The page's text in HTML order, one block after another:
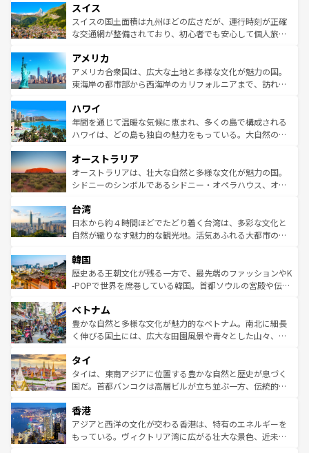
れる地方に足を運ぶとそれぞれで全く異なる文化を体験で
きるだろう。 なお、新着のフランス情報はコンテンツ一覧
を参照してほしい。
は、お酒好きな人にはぜひ体験してほしい。 なお、新着の
ドイツ情報はコンテンツ一覧を参照してほしい。
リアごとに異なる魅力がある。また、優雅なアフタヌーン
ティー、ビール好きにはたまらない英国パブ、サッカー観
戦など、本場だからこそできる体験も豊富。イギリスを旅
ンツ一覧を参照してほしい。
スイス
スイスの国土面積は九州ほどの広さだが、運行時刻が正確
な交通網が整備されており、初心者でも安心して個人旅行
の建物がそのまま残る町や、スイスならではのユニークな
博物館もあり、アルプス観光だけでなく町歩きも満喫する
ことができる。国民の所得が高いため物価も高いが、旅行
ば市内交通費無料で観光を楽しむこともできる。 なお、新
着のスイス情報はコンテンツ一覧 を参照してほしい。
アメリカ
アメリカ合衆国は、広大な土地と多様な文化が魅力の国。
東海岸の都市部から西海岸のカリフォルニアまで、訪れる
のような巨大都市は、観光、ショッピング、エンターテイ
ンメントが詰まった刺激的なスポットだ。一方、アメリカ
西部には大自然が広がり、グランドキャニオンやイエロー
部のニューオーリンズでは、音楽と美食が融合した独特の
文化が魅力。旅行者はアメリカの各地域で異なる魅力を楽
しみながら、その多様性と豊かな歴史を感じることができ
ならではの贅沢な旅のスタイルだ。 なお、新着のアメリカ
情報はコンテンツ一覧を参照してほしい。
ハワイ
年間を通じて温暖な気候に恵まれ、多くの島で構成される
ハワイは、どの島も独自の魅力をもっている。大自然の神
ワイ島は見逃せない。また、定番の観光地といえばオアフ
島だが、静かな自然を求めるならマウイ島やカウアイ島が
おすすめ。エメラルドグリーンに輝く海をはじめ、豊かな
れるおもてなしの心で訪れる人々を迎えてくれるハワイの
人々、おいしいローカルフードやハワイアンミュージッ
ク、伝統的なフラダンスなど、すべてがハワイの魅力を彩
ワイを、存分に味わってほしい。 なお、新着のハワイ情報
はコンテンツ一覧を参照してほしい。
オーストラリア
オーストラリアは、壮大な自然と多様な文化が魅力の国。
シドニーのシンボルであるシドニー・オペラハウス、オー
リアリーフや大陸中央部にそびえるウルル（エアーズロッ
ク）、タスマニアの美しい原生林やケアンズの熱帯雨林な
ど、見どころがたくさん。また、カフェやワイン、オージ
いる。アクティビティも充実しており、サーフィンやダイ
ビング、ハイキングなど、アウトドア好きにはたまらな
い。オーストラリアの多彩な魅力を存分に味わいつくそ
参照してほしい。
台湾
日本から約４時間ほどでたどり着く台湾は、多彩な文化と
自然が織りなす魅力的な観光地。活気あふれる大都市の台
ン）、静ひつな山岳地帯である台湾東部など、都市の喧騒
と山間の静けさが共存しており、訪れる人に新しい発見と
驚きをもたらしてくれる。また、奥深い台湾の食文化も魅
容にもいいと評判のスイーツなど、バラエティ豊かな料理
が味わえる。 なお、新着の台湾情報は コンテンツ一覧を参
照してほしい。
韓国
歴史ある王朝文化が残る一方で、最先端のファッションやK
-POPで世界を席巻している韓国。首都ソウルの宮殿や伝統
き、地方に足を延ばせば四季折々の自然美を楽しむことが
できる。そして、キムチや焼肉、絶品のストリートフード
まで、さまざまな韓国料理が待っている。夜には、韓国な
リティに包まれながら、韓国の多彩な魅力を心ゆくまで味
わってみてほしい。 なお、新着の韓国情報はコンテンツ一
覧を参照してほしい。
ベトナム
豊かな自然と多様な文化が魅力的なベトナム。南北に細長
く伸びる国土には、広大な田園風景や青々とした山々、世
急速な発展と共に伝統が息づく。ハノイの古い町並みやホ
ーチミン市のフランス統治時代の建物も、独特の雰囲気を
醸し出している。また、バラエティの豊かさとおいしさで
とつ。フォーやバインミー、ベトナムコーヒーなどは、ぜ
ひ現地で味わいたい。どの地域を訪れてもあたたかい人々
が旅行者を迎えてくれるので、きっと忘れられない旅にな
タイ
タイは、東南アジアに位置する豊かな自然と歴史が息づく
国だ。首都バンコクは高層ビルが立ち並ぶ一方、伝統的な
の活気が交差している。北部ではチェンマイなどの山岳地
帯で自然と触れ合い、南部ではプーケットやクラビの美し
いビーチでリゾート気分を楽しむことができる。タイ料理
香港
アジアと西洋の文化が交わる香港は、特有のエネルギーを
もっている。ヴィクトリア湾に広がる壮大な景色、近未来